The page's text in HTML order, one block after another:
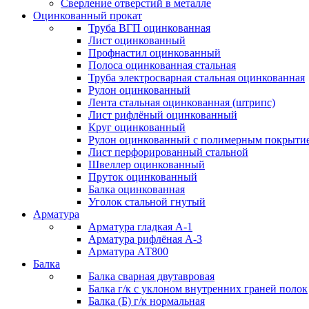
Сверление отверстий в металле
Оцинкованный прокат
Труба ВГП оцинкованная
Лист оцинкованный
Профнастил оцинкованный
Полоса оцинкованная стальная
Труба электросварная стальная оцинкованная
Рулон оцинкованный
Лента стальная оцинкованная (штрипс)
Лист рифлёный оцинкованный
Круг оцинкованный
Рулон оцинкованный с полимерным
Лист перфорированный стальной
Швеллер оцинкованный
Пруток оцинкованный
Балка оцинкованная
Уголок стальной гнутый
Арматура
Арматура гладкая А-1
Арматура рифлёная А-3
Арматура АТ800
Балка
Балка сварная двутавровая
Балка г/к с уклоном внутренних граней полок
Балка (Б) г/к нормальная